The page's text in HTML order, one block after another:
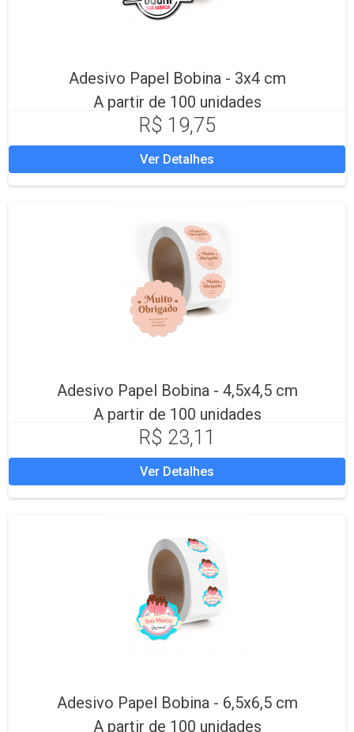
Adesivo Papel Bobina - 3x4 cm
A partir de 100 unidades
R$ 19,75
Ver Detalhes
Adesivo Papel Bobina - 4,5x4,5 cm
A partir de 100 unidades
R$ 23,11
Ver Detalhes
Adesivo Papel Bobina - 6,5x6,5 cm
A partir de 100 unidades